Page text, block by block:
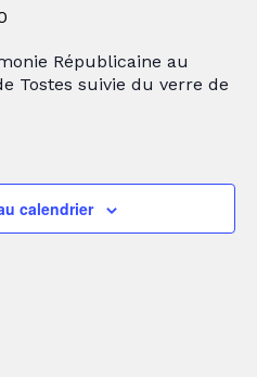
Républicaine au
Tostes suivie du verre de
calendrier